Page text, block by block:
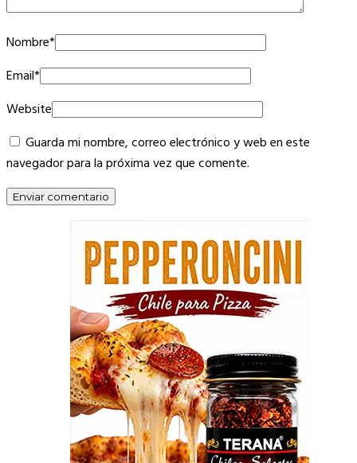
Nombre*
Email*
Website
Guarda mi nombre, correo electrónico y web en este
navegador para la próxima vez que comente.